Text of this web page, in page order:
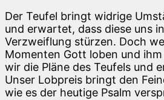
Der Teufel bringt widrige
und erwartet, dass diese uns
Verzweiflung stürzen. Doch
Momenten Gott loben und
wir die Pläne des Teufels und
Unser Lobpreis bringt den
wie es der heutige Psalm